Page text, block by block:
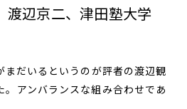
辺京二、津田塾大学
だいるというのが評者の渡辺観
アンバランスな組み合わせであ